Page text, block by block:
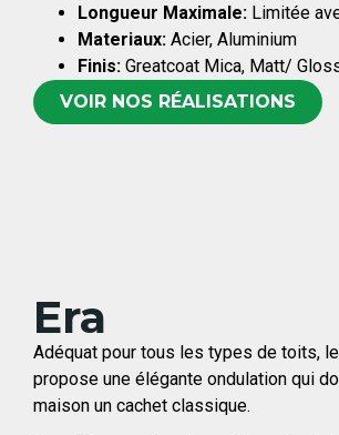
Longueur Maximale: Limitée
Materiaux: Acier, Aluminium
Finis: Greatcoat Mica, Matt/
VOIR NOS RÉALISATIONS
Era
Adéquat pour tous les types de toits,
propose une élégante ondulation qui
maison un cachet classique.